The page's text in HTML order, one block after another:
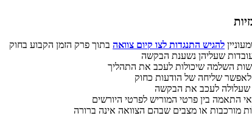
להגיש התנגדות לצו קיום צוואה בתוך פרק הזמן הקבוע בחוק
שעליהן נשענת הבקשה
השלמה שיכולות לעכב את התהליך
לאפשר שליחה של הודעות כחוק
שעלולה לעכב את הבקשה
התאמה בין פרטי המוריש לפרטי היורשים
מורכבות או מצבים שבהם הצוואה אינה ברורה